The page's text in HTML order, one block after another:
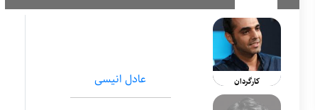
کارگردان عادل انیسی